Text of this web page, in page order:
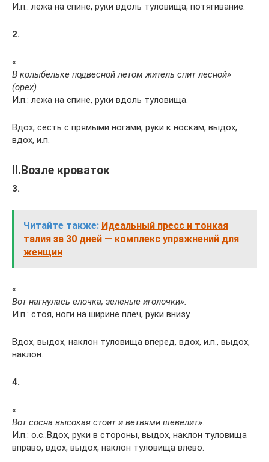
И.п.: лежа на спине, руки вдоль туловища, потягивание.
2.
«
В колыбельке подвесной летом житель спит лесной»
(орех).
И.п.: лежа на спине, руки вдоль туловища.
Вдох, сесть с прямыми ногами, руки к носкам, выдох,
вдох, и.п.
II.Возле кроваток
3.
Читайте также: Идеальный пресс и тонкая
талия за 30 дней — комплекс упражнений для
женщин
«
Вот нагнулась елочка, зеленые иголочки».
И.п.: стоя, ноги на ширине плеч, руки внизу.
Вдох, выдох, наклон туловища вперед, вдох, и.п., выдох,
наклон.
4.
«
Вот сосна высокая стоит и ветвями шевелит».
И.п.: о.с..Вдох, руки в стороны, выдох, наклон туловища
вправо, вдох, выдох, наклон туловища влево.